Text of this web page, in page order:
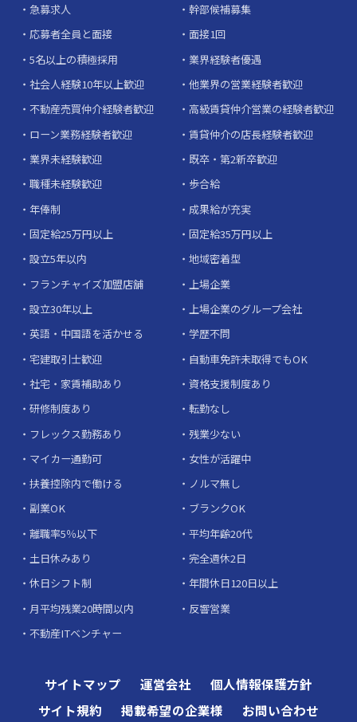
急募求人
幹部候補募集
応募者全員と面接
面接1回
5名以上の積極採用
業界経験者優遇
社会人経験10年以上歓迎
他業界の営業経験者歓迎
不動産売買仲介経験者歓迎
高級賃貸仲介営業の経験者歓迎
ローン業務経験者歓迎
賃貸仲介の店長経験者歓迎
業界未経験歓迎
既卒・第2新卒歓迎
職種未経験歓迎
歩合給
年俸制
成果給が充実
固定給25万円以上
固定給35万円以上
設立5年以内
地域密着型
フランチャイズ加盟店舗
上場企業
設立30年以上
上場企業のグループ会社
英語・中国語を活かせる
学歴不問
宅建取引士歓迎
自動車免許未取得でもOK
社宅・家賃補助あり
資格支援制度あり
研修制度あり
転勤なし
フレックス勤務あり
残業少ない
マイカー通勤可
女性が活躍中
扶養控除内で働ける
ノルマ無し
副業OK
ブランクOK
離職率5％以下
平均年齢20代
土日休みあり
完全週休2日
休日シフト制
年間休日120日以上
月平均残業20時間以内
反響営業
不動産ITベンチャー
サイトマップ 運営会社
個人情報保護方針
サイト規約
掲載希望の企業様 お問い合わせ